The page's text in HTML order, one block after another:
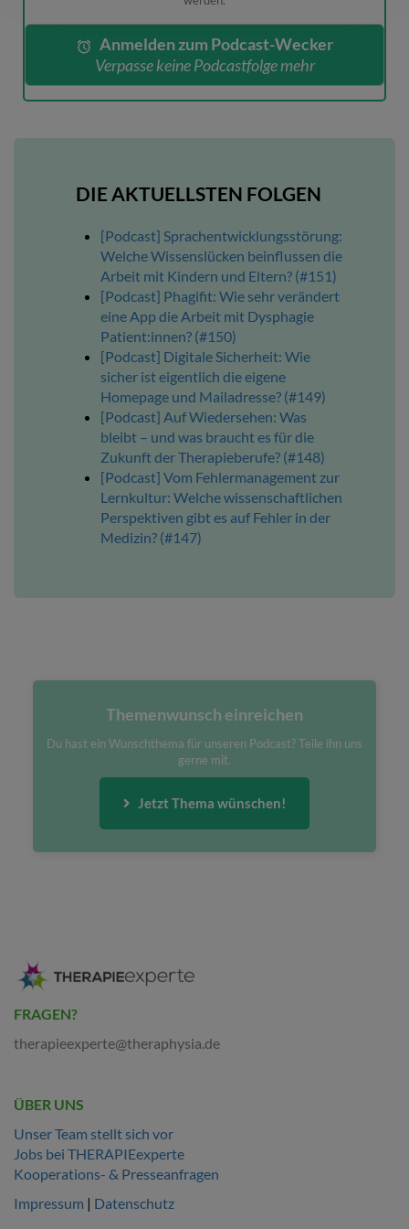
Anmelden zum Podcast-Wecker
Verpasse keine Podcastfolge mehr
DIE AKTUELLSTEN FOLGEN
[Podcast] Sprachentwicklungsstörung:
Welche Wissenslücken beinflussen die
Arbeit mit Kindern und Eltern? (#151)
[Podcast] Phagifit: Wie sehr verändert
eine App die Arbeit mit Dysphagie
Patient:innen? (#150)
[Podcast] Digitale Sicherheit: Wie
sicher ist eigentlich die eigene
Homepage und Mailadresse? (#149)
[Podcast] Auf Wiedersehen: Was
bleibt – und was braucht es für die
Zukunft der Therapieberufe? (#148)
[Podcast] Vom Fehlermanagement zur
Lernkultur: Welche wissenschaftlichen
Perspektiven gibt es auf Fehler in der
Medizin? (#147)
Themenwunsch einreichen
Du hast ein Wunschthema für unseren Podcast? Teile ihn uns
gerne mit.
Jetzt Thema wünschen!
FRAGEN?
therapieexperte@theraphysia.de
ÜBER UNS
Unser Team stellt sich vor
Jobs bei THERAPIEexperte
Kooperations- & Presseanfragen
Impressum | Datenschutz